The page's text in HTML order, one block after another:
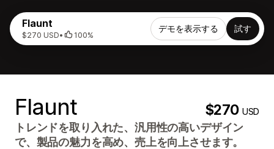
Flaunt
$270 USD• 100%
デモを表示する 試す
Flaunt $270USD
トレンドを取り入れた、汎用性の高いデザイン
で、製品の魅力を高め、売上を向上させます。